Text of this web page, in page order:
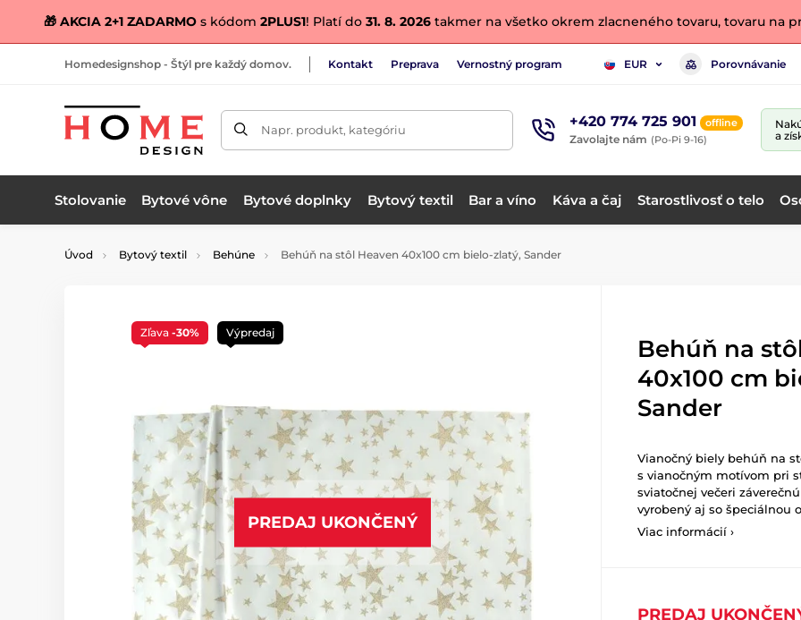
🎁 AKCIA 2+1 ZADARMO s kódom 2PLUS1! Platí do 31. 8. 2026 takmer na všetko okrem zlacneného tovaru, tovaru na
Homedesignshop - Štýl pre každý domov. Kontakt Preprava Vernostný program EUR Porovnávanie
Napr. produkt, kategóriu +420 774 725 901 offline
Zavolajte nám (Po-Pi 9-16)
a
Stolovanie Bytové vône Bytové doplnky Bytový textil Bar a víno Káva a čaj Starostlivosť o telo
Úvod Bytový textil Behúne Behúň na stôl Heaven 40x100 cm bielo-zlatý, Sander
PREDAJ UKONČENÝ
Zľava -30% Výpredaj
Behúň na
40x100 cm
Sander
Vianočný biely behúň na
s vianočným motívom pri
sviatočnej večeri
vyrobený aj so špeciálnou
Viac informácií ›
PREDAJ